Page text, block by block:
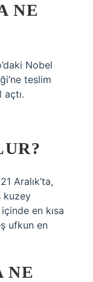
NE
Nobel
teslim
Aralık’ta,
kuzey
en kısa
ufkun en
NE